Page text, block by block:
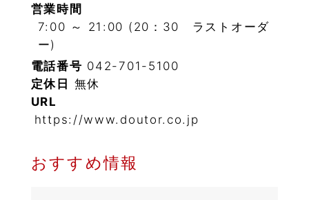
営業時間
7:00 ～ 21:00 (20：30 ラストオーダ
ー)
電話番号 042-701-5100
定休日
無休
URL
https://www.doutor.co.jp
おすすめ情報